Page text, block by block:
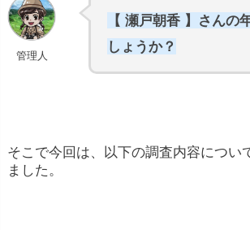
管理人
【 瀬戸朝香 】さんの
しょうか？
そこで今回は、以下の調査内容につい
ました。